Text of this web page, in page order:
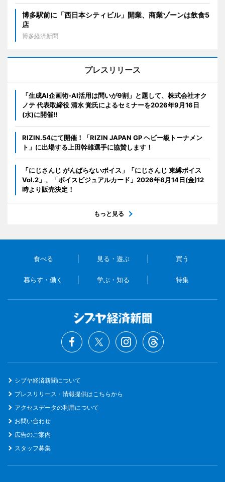
博多駅前に「西日本シティビル」開業、商業ゾーンは飲食5
店
博多経済新聞
プレスリリース
「生成AI企画術-AI活用は問いが9割」と題して、株式会社オク
ノテ 代表取締役 清水 覚氏によるセミナーを2026年9月16日
(水)に開催!!
RIZIN.54にて開催！「RIZIN JAPAN GP ヘビー級トーナメン
ト」に出場する上田幹雄選手に協賛します！
「にじさんじ がんばらないボイス」「にじさんじ 束縛ボイス
Vol.2」、「ボイスビジュアルカード」2026年8月14日(金)12
時より販売決定！
もっと見る
食べる 見る・遊ぶ 買う
暮らす・働く 学ぶ・知る 特集
シブヤ経済新聞について
プレスリリース・情報提供はこちらから
アクセスデータの利用について
お問い合わせ
広告のご案内
スタッフ募集